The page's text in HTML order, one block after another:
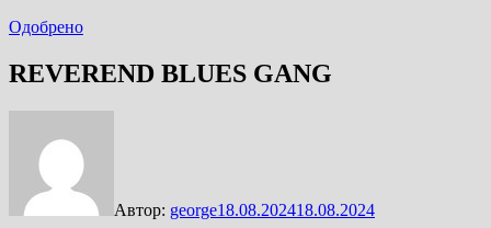
Одобрено
REVEREND BLUES GANG
Автор: george18.08.202418.08.2024